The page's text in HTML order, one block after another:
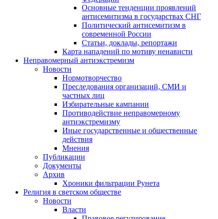
Основные тенденции проявлений
антисемитизма в государствах СНГ
Политический антисемитизм в
современной России
Статьи, доклады, репортажи
Карта нападений по мотиву ненависти
Неправомерный антиэкстремизм
Новости
Нормотворчество
Преследования организаций, СМИ и
частных лиц
Избирательные кампании
Противодействие неправомерному
антиэкстремизму
Иные государственные и общественные
действия
Мнения
Публикации
Документы
Архив
Хроники фильтрации Рунета
Религия в светском обществе
Новости
Власти